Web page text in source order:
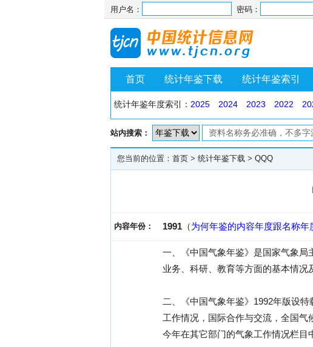
用户名： 密码：
首页 统计年鉴下载 统计年鉴索引
统计年鉴年度索引： 2025 2024 2023 2022
站内搜索：
您当前的位置： 首页 > 统计年鉴下载 > QQQ
内容年份： 1991 （为何年鉴的内容年度跟名称年
一、《中国气象年鉴》是国家气象局
业务、科研、教育等方面的基本情况
二、《中国气象年鉴》1992年版设
工作情况，国际合作与交流，全国气
今年在其它部门的气象工作情况栏目